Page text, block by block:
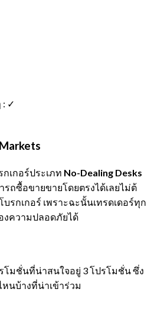
✓
กเกอร์ประเภท No-Dealing Desks
ถซื้อขายขายโดยตรงได้เลยไม่ต้
บรกเกอร์ เพราะฉะนั้นเทรดเดอร์ทุก
งความปลอดภัยได้
โมชั่นที่น่าสนใจอยู่ 3 โปรโมชั่น ซึ่ง
นบ้างที่น่าเข้าร่วม